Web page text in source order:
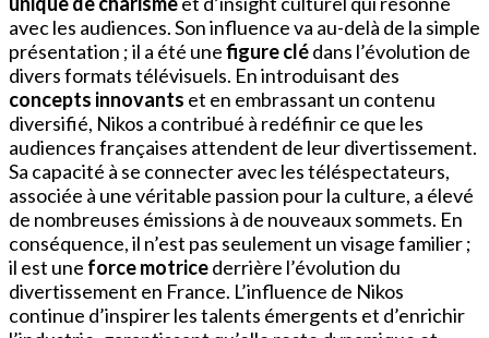
avec les audiences. Son influence va au-delà de la simple
présentation ; il a été unefigure clédans l’évolution de
divers formats télévisuels. En introduisant des
concepts innovants et en embrassant un contenu
diversifié, Nikos a contribué à redéfinir ce que les
audiences françaises attendent de leur divertissement.
Sa capacité à se connecter avec les téléspectateurs,
associée à une véritable passion pour la culture, a élevé
de nombreuses émissions à de nouveaux sommets. En
conséquence, il n’est pas seulement un visage familier ;
il est une force motricederrière l’évolution du
divertissement en France. L’influence de Nikos
continue d’inspirer les talents émergents et d’enrichir